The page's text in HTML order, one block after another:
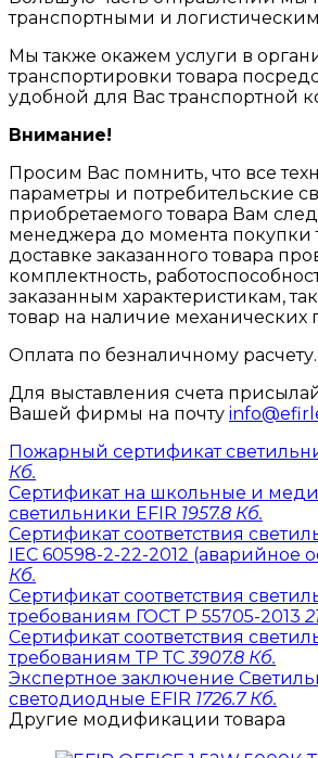
транспортными и
Мы также окажем услуги в
транспортировки товара
удобной для Вас транспортной
Внимание!
Просим Вас помнить, что все
параметры и потребительские
приобретаемого товара Вам
менеджера до момента покупки
доставке заказанного товара
комплектность,
заказанным характеристикам,
товар на наличие
Оплата по безналичному расчету.
Для выставления счета
Вашей фирмы на почту
Пожарный сертификат
Кб.
Сертификат на школьные и
светильники EFIR 1957.8 Кб.
Сертификат соответствия
IEC 60598-2-22-2012 (аварийное
Кб.
Сертификат соответствия
требованиям ГОСТ Р 55705-2013
Сертификат соответствия
требованиям ТР ТС 3907.8 Кб.
Экспертное заключение
светодиодные EFIR 1726.7 Кб.
Другие модификации товара